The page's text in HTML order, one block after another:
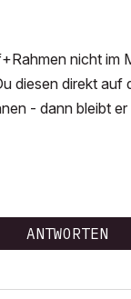
nicht im
diesen direkt auf
- dann bleibt
ANTWORTEN